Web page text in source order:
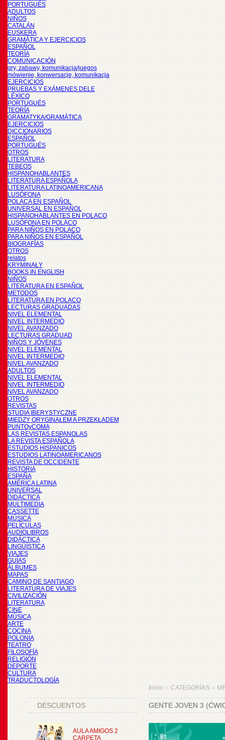
PORTUGUÉS
ADULTOS
NIÑOS
CATALÁN
EUSKERA
GRAMÁTICA Y EJERCICIOS
ESPAÑOL
TEORÍA
COMUNICACIÓN
gry, zabawy, komunikacja/juegos
mówienie, konwersacje, komunikacja
EJERCICIOS
PRUEBAS Y EXÁMENES DELE
LÉXICO
PORTUGUÉS
TEORÍA
GRAMATYKA/GRAMÁTICA
EJERCICIOS
DICCIONARIOS
ESPAÑOL
PORTUGUÉS
OTROS
LITERATURA
TEBEOS
HISPANOHABLANTES
LITERATURA ESPAÑOLA
LITERATURA LATINOAMERICANA
LUSÓFONA
POLACA EN ESPAÑOL
UNIVERSAL EN ESPAÑOL
HISPANOHABLANTES EN POLACO
LUSÓFONA EN POLACO
PARA NIÑOS EN POLACO
PARA NIÑOS EN ESPAÑOL
BIOGRAFÍAS
OTROS
relatos
KRYMINAŁY
BOOKS IN ENGLISH
NIÑOS
LITERATURA EN ESPAÑOL
METODOS
LITERATURA EN POLACO
LECTURAS GRADUADAS
NIVEL ELEMENTAL
NIVEL INTERMEDIO
NIVEL AVANZADO
LECTURAS GRADUAD
NIÑOS Y JÓVENES
NIVEL ELEMENTAL
NIVEL INTERMEDIO
NIVEL AVANZADO
ADULTOS
NIVEL ELEMENTAL
NIVEL INTERMEDIO
NIVEL AVANZADO
OTROS
REVISTAS
STUDIA IBERYSTYCZNE
MIĘDZY ORYGINAŁEM A PRZEKŁADEM
PUNTOyCOMA
LAS REVISTAS ESPANOLAS
LA REVISTA ESPAÑOLA
ESTUDIOS HISPANICOS
ESTUDIOS LATINOAMERICANOS
REVISTA DE OCCIDENTE
HISTORIA
ESPAÑA
AMÉRICA LATINA
UNIVERSAL
DIDÁCTICA
MULTIMEDIA
CASSETTE
MÚSICA
PELÍCULAS
AUDIOLIBROS
DIDÁCTICA
LINGÜÍSTICA
VIAJES
GUÍAS
ÁLBUMES
MAPAS
CAMINO DE SANTIAGO
LITERATURA DE VIAJES
CIVILIZACIÓN
LITERATURA
CINE
MÚSICA
ARTE
COCINA
POLONIA
TEATRO
FILOSOFÍA
RELIGIÓN
DEPORTE
CULTURA
TRADUCTOLOGÍA
DESCUENTOS
AULA AMIGOS 2
CARPETA
Inicio > CATEGORÍAS >
GENTE JOVEN 3